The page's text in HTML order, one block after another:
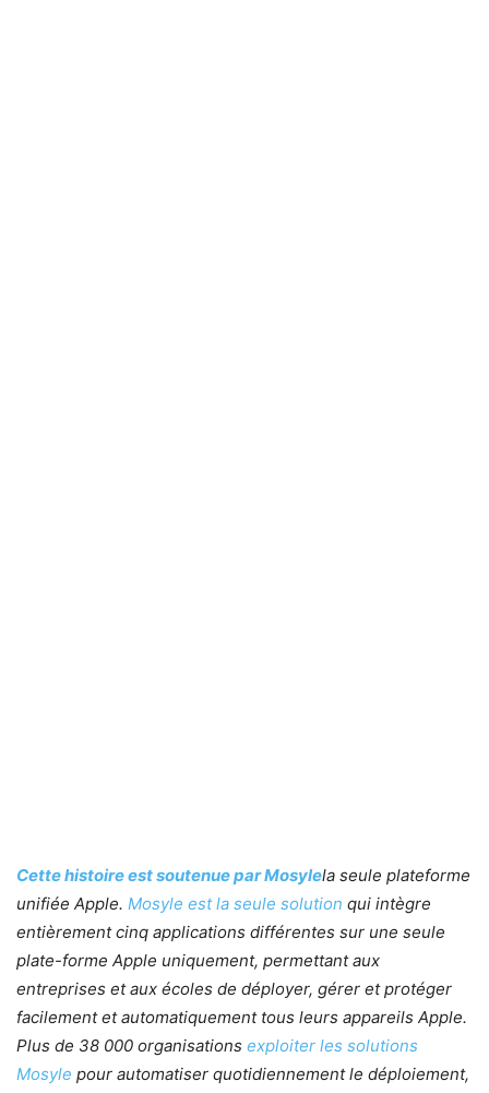
Cette histoire est soutenue par Mosylela seule plateforme
unifiée Apple. Mosyle est la seule solution qui intègre
entièrement cinq applications différentes sur une seule
plate-forme Apple uniquement, permettant aux
entreprises et aux écoles de déployer, gérer et protéger
facilement et automatiquement tous leurs appareils Apple.
Plus de 38 000 organisations exploiter les solutions
Mosyle pour automatiser quotidiennement le déploiement,